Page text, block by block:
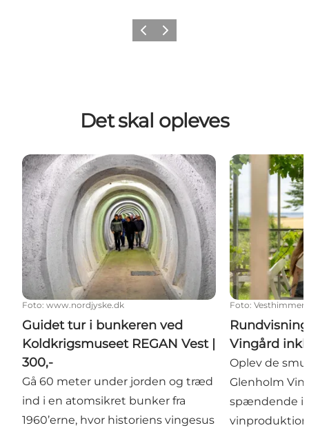
Forrige billede
Næste billede
Det skal opleves
Guidet tur i bunkeren ved Koldkrigsmuseet REGAN
Foto: www.nordjyske.dk
Guidet tur i bunkeren ved
Koldkrigsmuseet REGAN Vest |
300,-
Gå 60 meter under jorden og træd
ind i en atomsikret bunker fra
1960’erne, hvor historiens vingesus
Rundvisning
Foto:
Vingård
Oplev de
Glenholm
spændende